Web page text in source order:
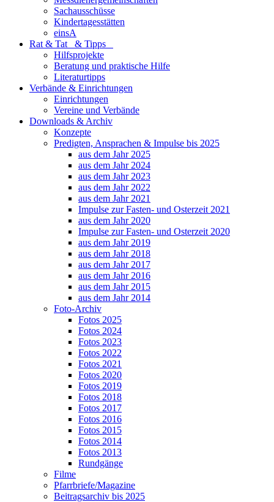
Sachausschüsse
Kindertagesstätten
einsA
Rat & Tat & Tipps
Hilfsprojekte
Beratung und praktische Hilfe
Literaturtipps
Verbände & Einrichtungen
Einrichtungen
Vereine und Verbände
Downloads & Archiv
Konzepte
Predigten, Ansprachen & Impulse bis 2025
aus dem Jahr 2025
aus dem Jahr 2024
aus dem Jahr 2023
aus dem Jahr 2022
aus dem Jahr 2021
Impulse zur Fasten- und Osterzeit 2021
aus dem Jahr 2020
Impulse zur Fasten- und Osterzeit 2020
aus dem Jahr 2019
aus dem Jahr 2018
aus dem Jahr 2017
aus dem Jahr 2016
aus dem Jahr 2015
aus dem Jahr 2014
Foto-Archiv
Fotos 2025
Fotos 2024
Fotos 2023
Fotos 2022
Fotos 2021
Fotos 2020
Fotos 2019
Fotos 2018
Fotos 2017
Fotos 2016
Fotos 2015
Fotos 2014
Fotos 2013
Rundgänge
Filme
Pfarrbriefe/Magazine
Beitragsarchiv bis 2025